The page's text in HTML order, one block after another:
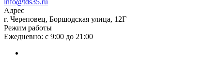
Адрес
г. Череповец, Боршодская улица, 12Г
Режим работы
Ежедневно: с 9:00 до 21:00